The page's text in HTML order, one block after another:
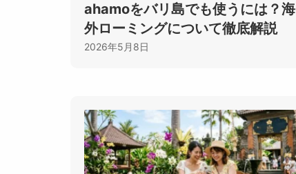
ahamoをバリ島でも使うには？海
外ローミングについて徹底解説
2026年5月8日